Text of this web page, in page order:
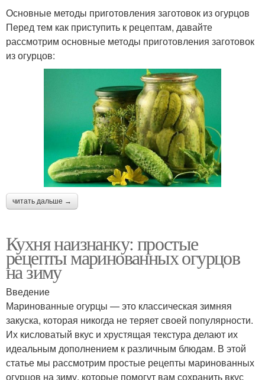
Основные методы приготовления заготовок из огурцов
Перед тем как приступить к рецептам, давайте
рассмотрим основные методы приготовления заготовок
из огурцов:
читать дальше →
Кухня наизнанку: простые
рецепты маринованных огурцов
на зиму
Введение
Маринованные огурцы — это классическая зимняя
закуска, которая никогда не теряет своей популярности.
Их кисловатый вкус и хрустящая текстура делают их
идеальным дополнением к различным блюдам. В этой
статье мы рассмотрим простые рецепты маринованных
огурцов на зиму, которые помогут вам сохранить вкус